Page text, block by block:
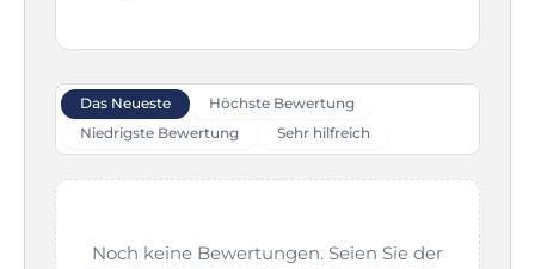
Das Neueste
Höchste Bewertung
Niedrigste Bewertung
Sehr hilfreich
Noch keine Bewertungen. Seien Sie der